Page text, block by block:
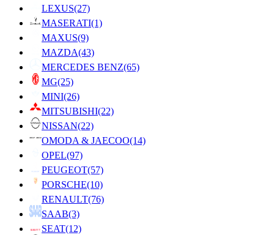
LEXUS(27)
MASERATI(1)
MAXUS(9)
MAZDA(43)
MERCEDES BENZ(65)
MG(25)
MINI(26)
MITSUBISHI(22)
NISSAN(22)
OMODA & JAECOO(14)
OPEL(97)
PEUGEOT(57)
PORSCHE(10)
RENAULT(76)
SAAB(3)
SEAT(12)